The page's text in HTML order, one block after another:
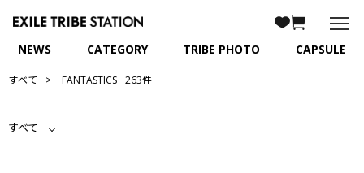
NEWS CATEGORY TRIBE PHOTO CAPSULE
すべて FANTASTICS 263件
すべて